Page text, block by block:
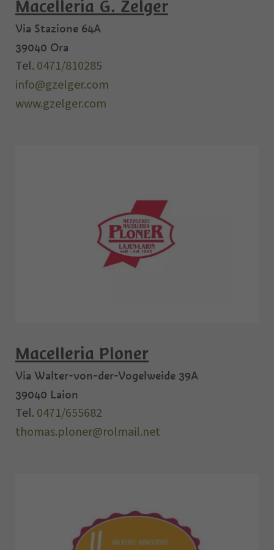
Macelleria G. Zelger
Via Stazione 64A
39040 Ora
Tel. 0471/810285
info@gzelger.com
www.gzelger.com
Macelleria Ploner
Via Walter-von-der-Vogelweide 39A
39040 Laion
Tel. 0471/655682
thomas.ploner@rolmail.net